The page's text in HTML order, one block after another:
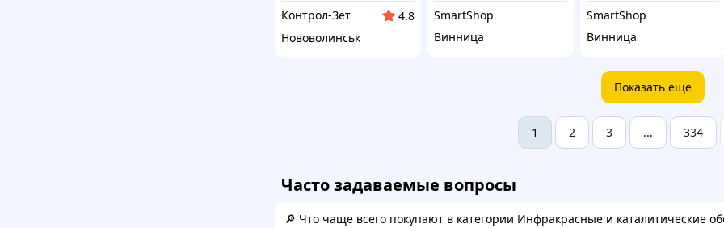
Контрол-Зет
4.8
Нововолинськ
SmartShop
Винница
SmartShop
Винница
Показать еще
1 2 3 ... 334
Часто задаваемые вопросы
🔎 Что чаще всего покупают в категории Инфракрасные и каталитические